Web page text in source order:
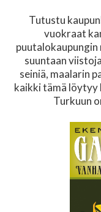
Tutustu
vuokraat
suuntaan
seiniä, maalarin
kaikki tämä löytyy
Turkuun